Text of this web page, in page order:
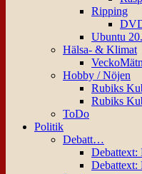
Ripping
Ubuntu
Hälsa- & Klimat
Hobby / Nöjen
Rubiks
Rubiks
ToDo
Politik
Debatt…
Debattext:
Debattext: